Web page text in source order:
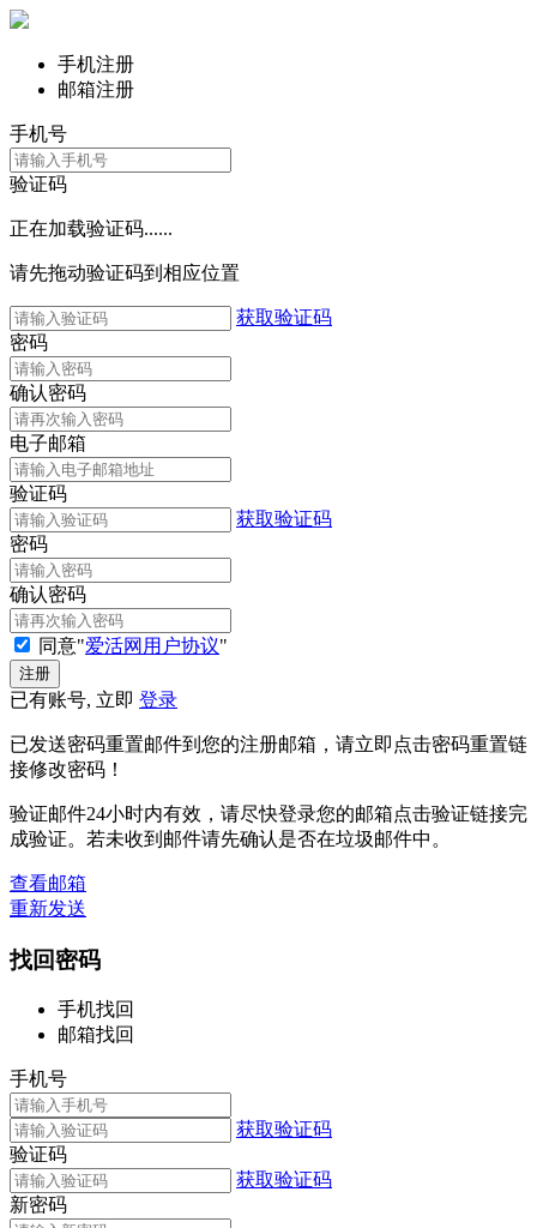
手机注册
邮箱注册
手机号
验证码
正在加载验证码......
请先拖动验证码到相应位置
获取验证码
密码
确认密码
电子邮箱
验证码
获取验证码
密码
确认密码
同意"爱活网用户协议"
已有账号, 立即 登录
已发送密码重置邮件到您的注册邮箱，请立即点击密码重置链
接修改密码！
验证邮件24小时内有效，请尽快登录您的邮箱点击验证链接完
成验证。若未收到邮件请先确认是否在垃圾邮件中。
查看邮箱
重新发送
找回密码
手机找回
邮箱找回
手机号
获取验证码
验证码
获取验证码
新密码